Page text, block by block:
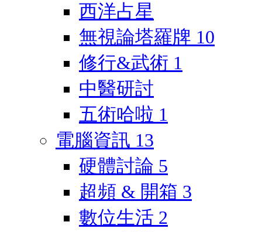
西洋占星
無視論塔羅牌 10
修行&武術 1
中醫研討
五術哈啦 1
電腦資訊 13
硬體討論 5
超頻 & 開箱 3
數位生活 2